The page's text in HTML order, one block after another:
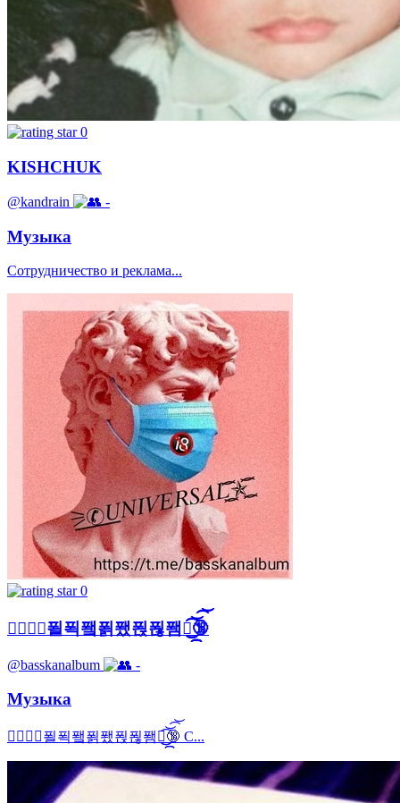
0
KISHCHUK
@kandrain -
Музыка
Сотрудничество и реклама...
0
⚞꯭✆꯭푈푁퐼푉퐸푅푆퐴퐿͜᷼͜᷼͡͝͡͝🔞
@basskanalbum -
Музыка
⚞꯭✆꯭푈푁퐼푉퐸푅푆퐴퐿͜᷼͜᷼͡͝͡͝🔞 С...